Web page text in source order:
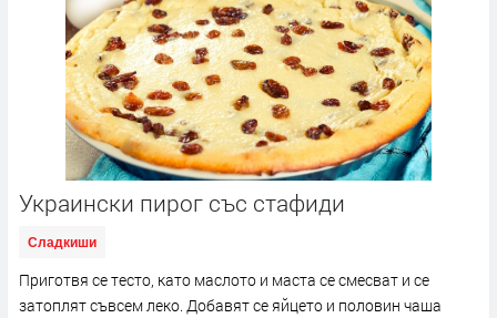
Украински пирог със стафиди
Сладкиши
Приготвя се тесто, като маслото и маста се смесват и се
затоплят съвсем леко. Добавят се яйцето и половин чаша